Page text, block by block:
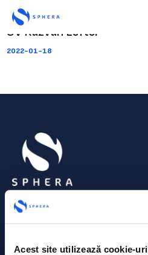
Acest site utilizează cookie-uri
CV Razvan Lefter
2022-01-18